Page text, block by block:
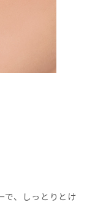
で、しっとりとけ